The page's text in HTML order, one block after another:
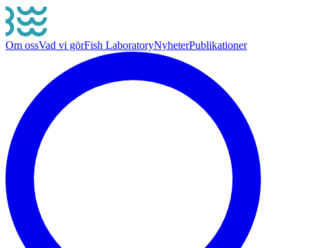
Om ossVad vi görFish LaboratoryNyheterPublikationer